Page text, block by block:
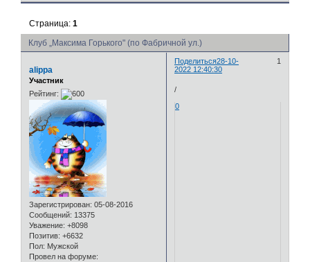
Клуб „Максима Горького" (по Фабричной ул.)
Страница:1
Поделиться 1
28-10-
2022 12:40:30
alippa
Участник
Рейтинг:
Зарегистрирован: 05-08-2016
Сообщений: 13375
Уважение: +8098
Позитив: +6632
Пол: Мужской
Провел на форуме:
/
0